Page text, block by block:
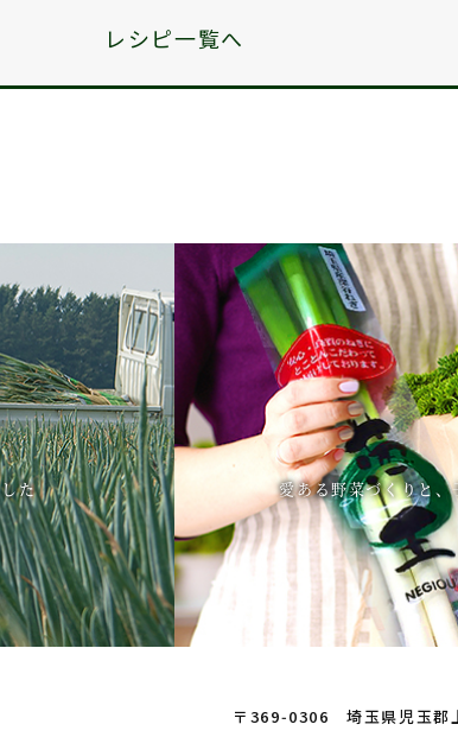
レシピ一覧へ
た 愛ある野菜づくりと
〒369‑0306 埼玉県児玉郡